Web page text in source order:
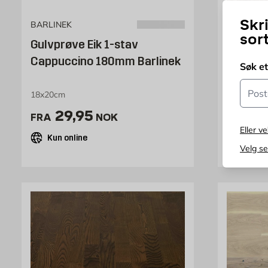
Søk
Eller
Velg
BARLINEK
Gulvprøve Eik 1-stav
Cappuccino 180mm Barlinek
18x20cm
FRA Pris 29.95 NOK /stk
29,95 NOK
Kun online
BARLINEK
650703
25x20
Kun